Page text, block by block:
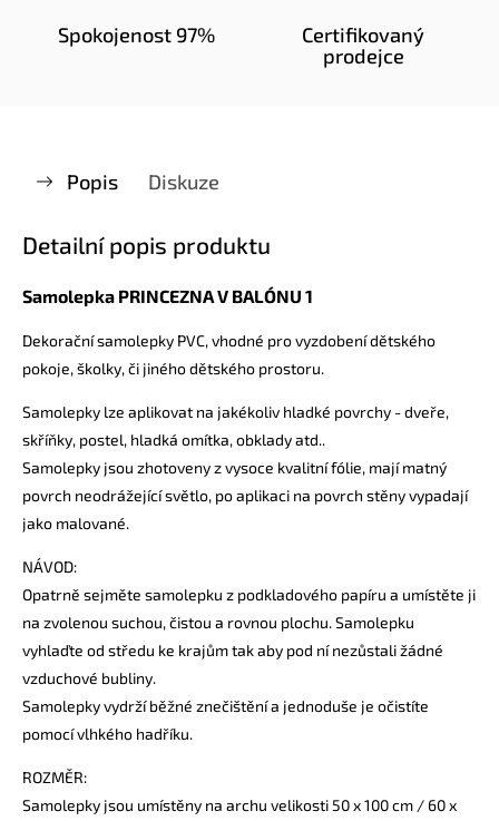
Spokojenost 97%
Certifikovaný
prodejce
Popis Diskuze
Detailní popis produktu
Samolepka PRINCEZNA V BALÓNU 1
Dekorační samolepky PVC, vhodné pro vyzdobení dětského
pokoje, školky, či jiného dětského prostoru.
Samolepky lze aplikovat na jakékoliv hladké povrchy - dveře,
skříňky, postel, hladká omítka, obklady atd..
Samolepky jsou zhotoveny z vysoce kvalitní fólie, mají matný
povrch neodrážející světlo, po aplikaci na povrch stěny vypadají
jako malované.
NÁVOD:
Opatrně sejměte samolepku z podkladového papíru a umístěte ji
na zvolenou suchou, čistou a rovnou plochu. Samolepku
vyhlaďte od středu ke krajům tak aby pod ní nezůstali žádné
vzduchové bubliny.
Samolepky vydrží běžné znečištění a jednoduše je očistíte
pomocí vlhkého hadříku.
ROZMĚR:
Samolepky jsou umístěny na archu velikosti 50 x 100 cm / 60 x